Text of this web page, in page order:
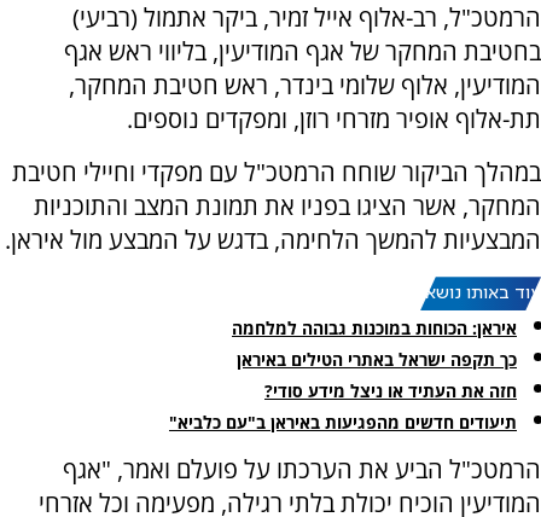
הרמטכ"ל, רב-אלוף אייל זמיר, ביקר אתמול (רביעי)
בחטיבת המחקר של אגף המודיעין, בליווי ראש אגף
המודיעין, אלוף שלומי בינדר, ראש חטיבת המחקר,
תת-אלוף אופיר מזרחי רוזן, ומפקדים נוספים.
במהלך הביקור שוחח הרמטכ"ל עם מפקדי וחיילי חטיבת
המחקר, אשר הציגו בפניו את תמונת המצב והתוכניות
המבצעיות להמשך הלחימה, בדגש על המבצע מול איראן.
עוד באותו נושא:
איראן: הכוחות במוכנות גבוהה למלחמה
כך תקפה ישראל באתרי הטילים באיראן
חזה את העתיד או ניצל מידע סודי?
תיעודים חדשים מהפגיעות באיראן ב"עם כלביא"
הרמטכ"ל הביע את הערכתו על פועלם ואמר, "אגף
המודיעין הוכיח יכולת בלתי רגילה, מפעימה וכל אזרחי